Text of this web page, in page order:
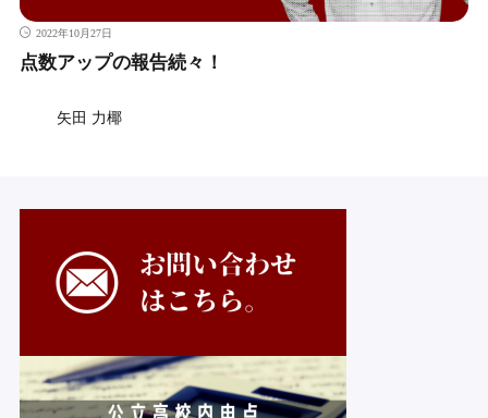
2022年10月27日
点数アップの報告続々！
矢田 力椰